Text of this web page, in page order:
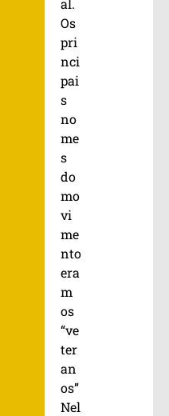
al.
Os
pri
nci
pai
s
no
me
s
do
mo
vi
me
nto
era
m
os
“ve
ter
an
os”
Nel